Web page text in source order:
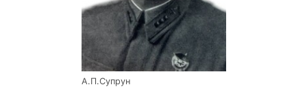
А.П.Супрун